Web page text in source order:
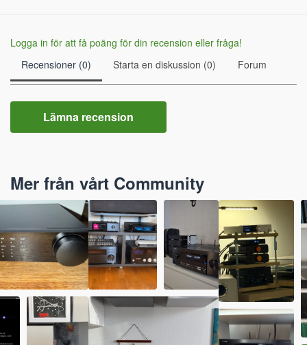
Logga in för att få poäng för din recension eller fråga!
Recensioner (0)
Starta en diskussion (0) Forum
Lämna recension
Mer från vårt Community